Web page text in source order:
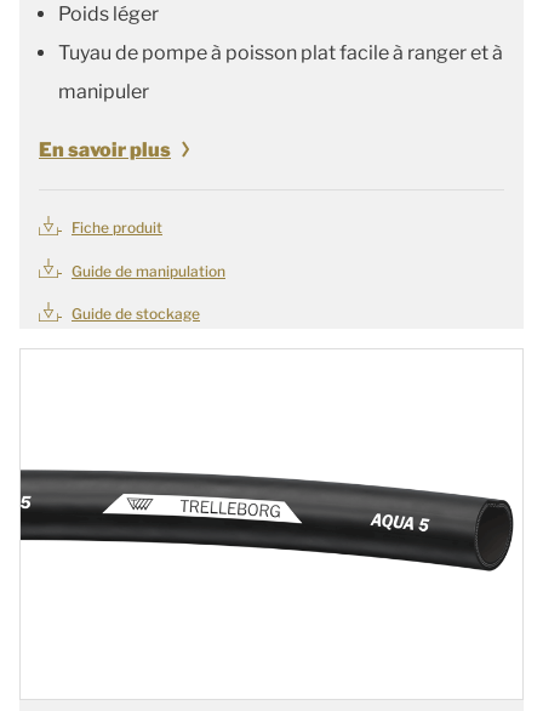
Poids léger
Tuyau de pompe à poisson plat facile à ranger et à
manipuler
En savoir plus
Fiche produit
Guide de manipulation
Guide de stockage